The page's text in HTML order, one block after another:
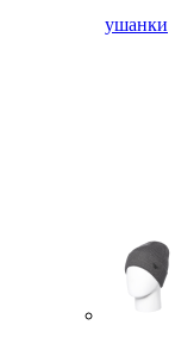
ушанки